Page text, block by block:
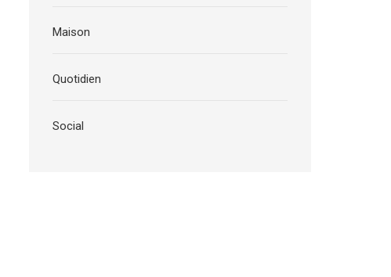
Maison
Quotidien
Social